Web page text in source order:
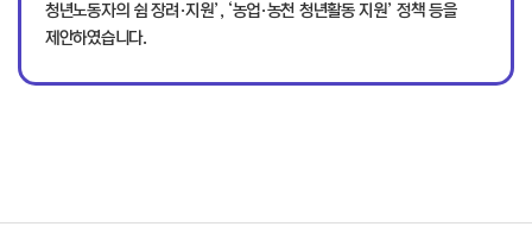
청년노동자의 쉼 장려·지원’, ‘농업·농천 청년활동 지원’ 정책 등을
제안하였습니다.